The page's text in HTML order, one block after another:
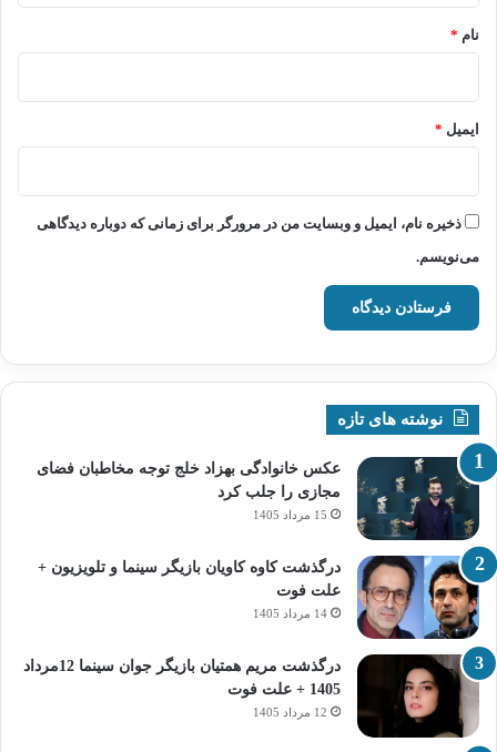
نام *
ایمیل *
ذخیره نام، ایمیل و وبسایت من در مرورگر برای زمانی که دوباره دیدگاهی
می‌نویسم.
نوشته های تازه
عکس خانوادگی بهزاد خلج توجه مخاطبان فضای
مجازی را جلب کرد
15 مرداد 1405
درگذشت کاوه کاویان بازیگر سینما و تلویزیون +
علت فوت
14 مرداد 1405
درگذشت مریم همتیان بازیگر جوان سینما 12مرداد
1405 + علت فوت
12 مرداد 1405